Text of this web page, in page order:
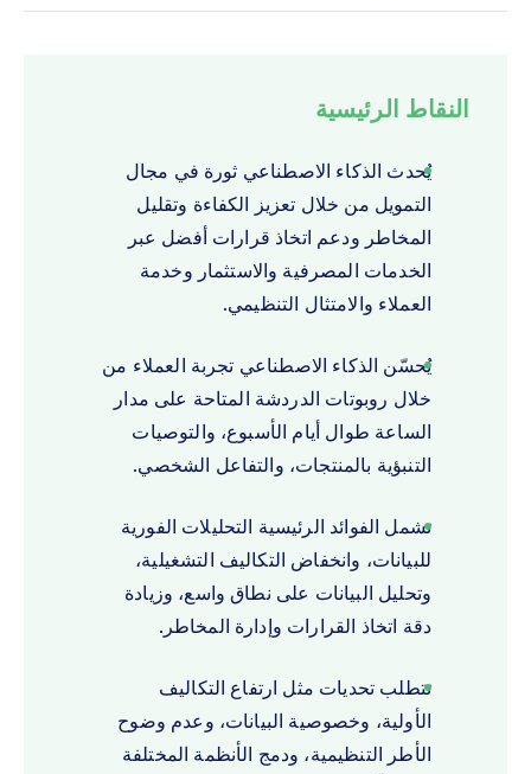
النقاط الرئيسية
يُحدث الذكاء الاصطناعي ثورة في مجال
التمويل من خلال تعزيز الكفاءة وتقليل
المخاطر ودعم اتخاذ قرارات أفضل عبر
الخدمات المصرفية والاستثمار وخدمة
العملاء والامتثال التنظيمي.
يُحسّن الذكاء الاصطناعي تجربة العملاء من
خلال روبوتات الدردشة المتاحة على مدار
الساعة طوال أيام الأسبوع، والتوصيات
التنبؤية بالمنتجات، والتفاعل الشخصي.
تشمل الفوائد الرئيسية التحليلات الفورية
للبيانات، وانخفاض التكاليف التشغيلية،
وتحليل البيانات على نطاق واسع، وزيادة
دقة اتخاذ القرارات وإدارة المخاطر.
تتطلب تحديات مثل ارتفاع التكاليف
الأولية، وخصوصية البيانات، وعدم وضوح
الأطر التنظيمية، ودمج الأنظمة المختلفة